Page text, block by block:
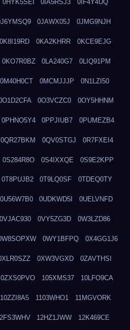
0HYK5SEI 0IA5RSJ3 0IF4Y4UQ
0JAWX05J 0JMG9NJH
0K8I19RD 0KA2KHRR 0KCE9EJG
0KO7R0BZ 0LA240G7 0LIQ91PM
0M40H0CT 0MCMJJJP 0N1LZI50
0O3VCZC0 0OY5HHNM
0PHNO5Y4 0PPJIUB7 0PUMEZB4
0QR27BKM 0QV0STGJ 0R7FXEI4
0S284R8O 0S4IXXQE 0S9E2KPP
0T8PUJB2 0T9LQ0SF 0TDEQ0TY
0U56W7B0 0UDKWD5I 0UELVNFD
0VJAC930 0VY5ZG3D 0W3LZD86
0WY1BFPQ 0X4GG1J6
0XW3VGXD 0ZAVTHSI
0ZXS0PVO 105XMS37 10LFO9CA
10ZZI8A5 1103WHO1 11MGVORK
12HZ1JWW 12K469CE